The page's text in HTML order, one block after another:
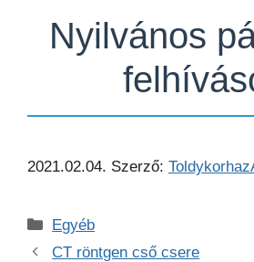
Nyilvános
2021.02.04. Szerző:
Kategória
Egyéb
CT röntgen cső csere